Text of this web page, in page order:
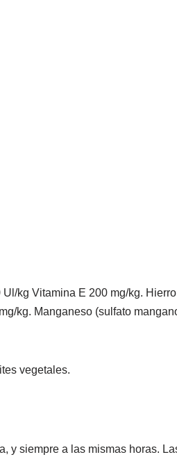
kg Vitamina E 200 mg/kg.
kg. Manganeso (sulfato
vegetales.
y siempre a las mismas horas.